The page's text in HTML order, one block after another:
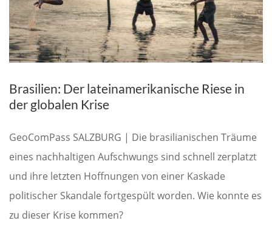
Brasilien: Der lateinamerikanische Riese in
der globalen Krise
GeoComPass SALZBURG | Die brasilianischen Träume
eines nachhaltigen Aufschwungs sind schnell zerplatzt
und ihre letzten Hoffnungen von einer Kaskade
politischer Skandale fortgespült worden. Wie konnte es
zu dieser Krise kommen?